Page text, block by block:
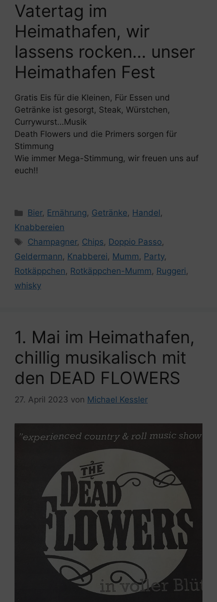
Vatertag im
Heimathafen, wir
lassens rocken… unser
Heimathafen Fest
Gratis Eis für die Kleinen, Für Essen und
Getränke ist gesorgt, Steak, Würstchen,
Currywurst…Musik
Death Flowers und die Primers sorgen für
Stimmung
Wie immer Mega-Stimmung, wir freuen uns auf
euch!!
Kategorien
Bier, Ernährung, Getränke, Handel,
Knabbereien
Schlagwörter
Champagner, Chips, Doppio Passo,
Geldermann, Knabberei, Mumm, Party,
Rotkäppchen, Rotkäppchen-Mumm, Ruggeri,
whisky
1. Mai im Heimathafen,
chillig musikalisch mit
den DEAD FLOWERS
27. April 2023 von Michael Kessler